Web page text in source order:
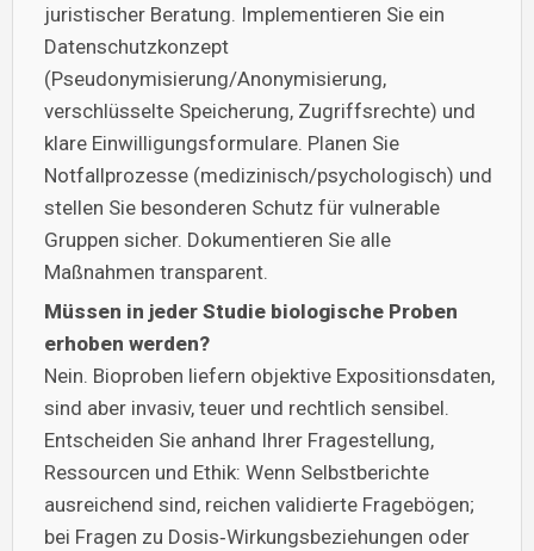
juristischer Beratung. Implementieren Sie ein
Datenschutzkonzept
(Pseudonymisierung/Anonymisierung,
verschlüsselte Speicherung, Zugriffsrechte) und
klare Einwilligungsformulare. Planen Sie
Notfallprozesse (medizinisch/psychologisch) und
stellen Sie besonderen Schutz für vulnerable
Gruppen sicher. Dokumentieren Sie alle
Maßnahmen transparent.
Müssen in jeder Studie biologische Proben
erhoben werden?
Nein. Bioproben liefern objektive Expositionsdaten,
sind aber invasiv, teuer und rechtlich sensibel.
Entscheiden Sie anhand Ihrer Fragestellung,
Ressourcen und Ethik: Wenn Selbstberichte
ausreichend sind, reichen validierte Fragebögen;
bei Fragen zu Dosis‑Wirkungsbeziehungen oder